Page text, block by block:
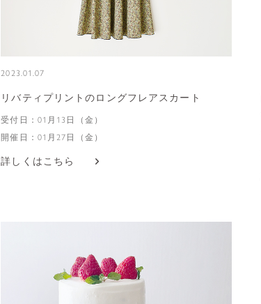
2023.01.07
リバティプリントのロングフレアスカート
受付日：01月13日（金）
開催日：01月27日（金）
詳しくはこちら